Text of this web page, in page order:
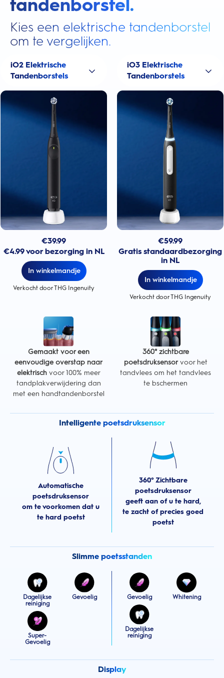
tandenborstel.
Kies een elektrische tandenborstel
om te vergelijken.
iO2 Elektrische
Tandenborstels
€39.99
€4.99 voor bezorging in NL
In winkelmandje
Verkocht door THG Ingenuity
iO3 Elektrische
Tandenborstels
€59.99
Gratis standaardbezorging
in NL
In winkelmandje
Verkocht door THG Ingenuity
Gemaakt voor een
eenvoudige overstap naar
elektrischvoor 100% meer
tandplakverwijdering dan
met een handtandenborstel
360° zichtbare
poetsdruksensorvoor het
tandvlees om het tandvlees
te bschermen
Intelligente poetsdruksensor
Automatische
poetsdruksensor
om te voorkomen dat u
te hard poetst
360° Zichtbare
poetsdruksensor
geeft aan of u te hard,
te zacht of precies goed
poetst
Slimme poetsstanden
Dagelijkse
reiniging
Gevoelig
Super-
Gevoelig
Gevoelig Whitening
Dagelijkse
reiniging
Display